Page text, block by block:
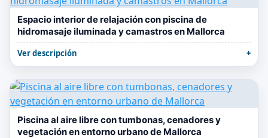
Espacio interior de relajación con piscina de
hidromasaje iluminada y camastros en Mallorca
Ver descripción
Piscina al aire libre con tumbonas, cenadores y
vegetación en entorno urbano de Mallorca